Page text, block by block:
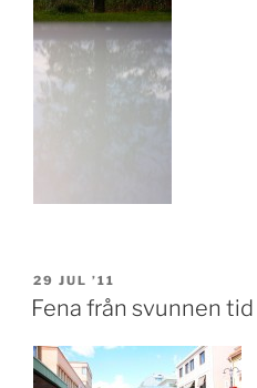
POSTED
ON
29 JUL ’11
Fena från svunnen tid